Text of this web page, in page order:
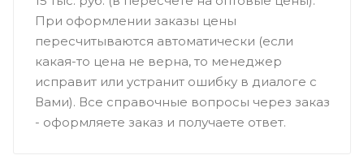
При оформлении заказы цены
пересчитываются автоматически (если
какая-то цена не верна, то менеджер
исправит или устранит ошибку в диалоге с
Вами). Все справочные вопросы через заказ
- оформляете заказ и получаете ответ.